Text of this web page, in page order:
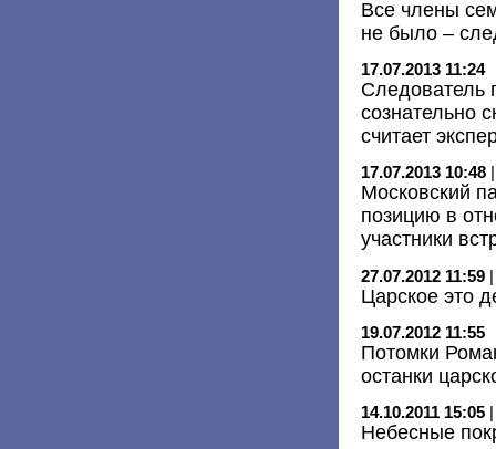
Все члены
не было –
17.07.2013 11:24
Следователь
сознательно
считает
17.07.2013 10:48
Московский
позицию в
участники
27.07.2012 11:59
Царское это
19.07.2012 11:55
Потомки
останки
14.10.2011 15:05
Небесные